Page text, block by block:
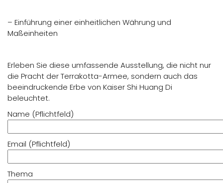
– Einführung einer einheitlichen Währung und
Maßeinheiten
Erleben Sie diese umfassende Ausstellung, die nicht nur
die Pracht der Terrakotta-Armee, sondern auch das
beeindruckende Erbe von Kaiser Shi Huang Di
beleuchtet.
Name (Pflichtfeld)
Email (Pflichtfeld)
Thema